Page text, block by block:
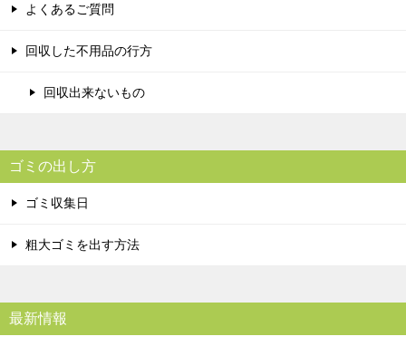
よくあるご質問
回収した不用品の行方
回収出来ないもの
ゴミの出し方
ゴミ収集日
粗大ゴミを出す方法
最新情報